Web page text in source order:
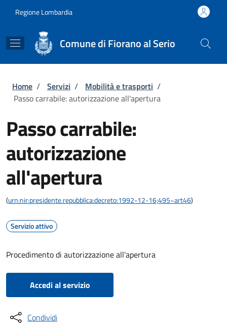
Regione Lombardia
Comune di Fiorano al Serio
Briciole di pane
Home / Servizi / Mobilità e trasporti /
Passo carrabile: autorizzazione all'apertura
Passo carrabile:
autorizzazione
all'apertura
(urn:nir:presidente.repubblica:decreto:1992-12-16;495~art46)
Servizio attivo
Procedimento di autorizzazione all'apertura
Accedi al servizio
Condividi